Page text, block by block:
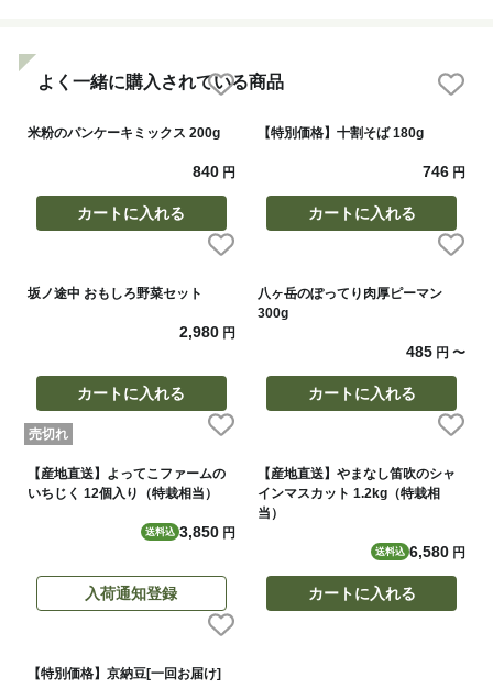
よく一緒に購入されている商品
米粉のパンケーキミックス 200g
840円
カートに入れる
【特別価格】十割そば 180g
746 円
カートに入れる
坂ノ途中 おもしろ野菜セット
2,980円
カートに入れる
八ヶ岳のぽってり肉厚ピーマン
300g
485 円〜
カートに入れる
売切れ
【産地直送】よってこファームの
いちじく 12個入り（特栽相当）
送料込 3,850円
入荷通知登録
【産地直送】やまなし笛吹のシャ
インマスカット 1.2kg（特栽相
当）
送料込 6,580 円
カートに入れる
【特別価格】京納豆[一回お届け]